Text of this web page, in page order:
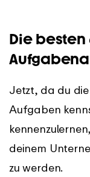
Die besten
Jetzt, da du
Aufgaben
deinem
zu werden.